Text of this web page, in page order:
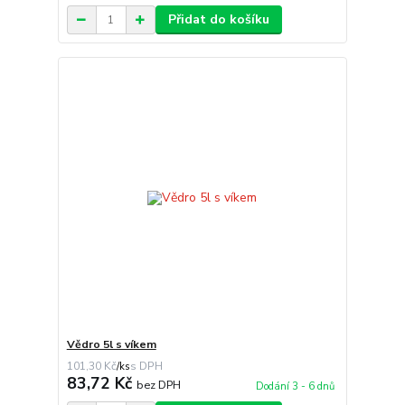
Přidat do košíku
Vědro 5l s víkem
101,30 Kč/ks
83,72 Kč bez DPH Dodání 3 - 6 dnů